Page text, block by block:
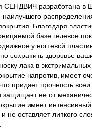
СЕНДВИЧ разработана в
наилучшего
Благодаря
базе гелевое
у ногтевой
сохранить здоровье
лака в
напротив, имеет
придает прочность всей
защищает ее от
имеет
и не оставляет липкого